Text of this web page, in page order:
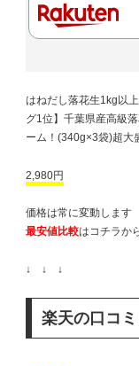
はねだし落花生1kg以
グ1位】千葉県産高級
ーム！(340g×3袋)超大
2,980円
価格は常に変動します
最安値比較はコチラか
↓ ↓ ↓
楽天の口コ